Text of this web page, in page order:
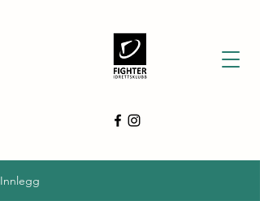
Innlegg